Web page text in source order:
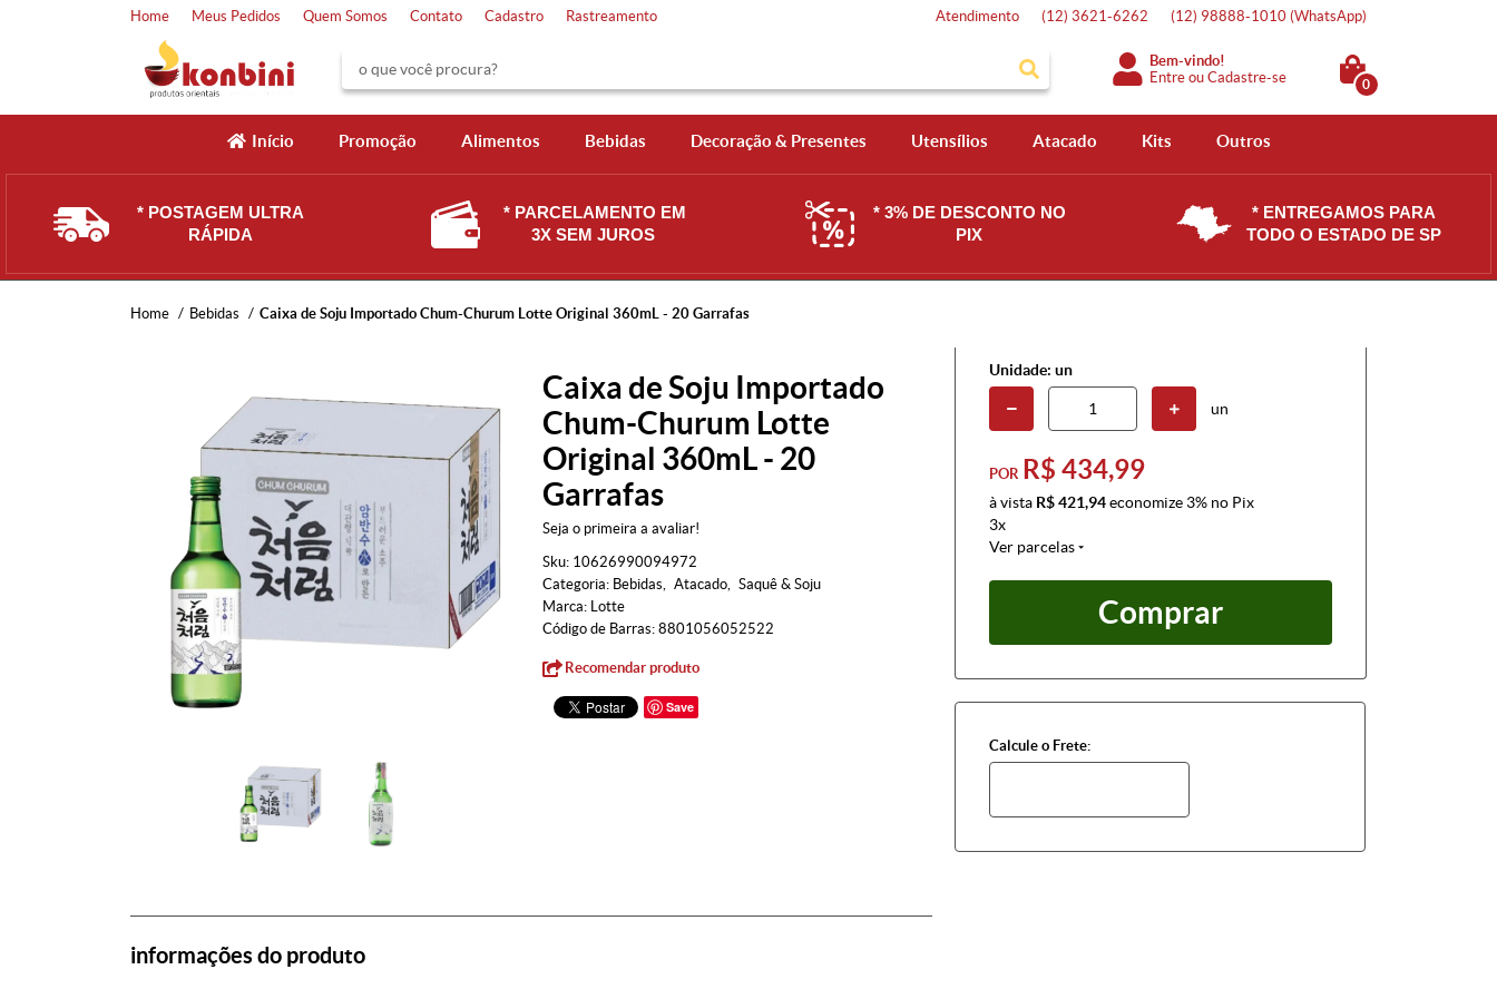
Home Meus Pedidos Quem Somos Contato Cadastro Rastreamento Atendimento (12) 3621-6262 (12) 98888-1010 (WhatsApp)
Bem-vindo!
Entre ouCadastre-se 0
Início Promoção Alimentos Bebidas Decoração & Presentes Utensílios Atacado Kits Outros
* POSTAGEM ULTRA
RÁPIDA
* PARCELAMENTO EM
3X SEM JUROS
* 3% DE DESCONTO NO
PIX
* ENTREGAMOS PARA
TODO O ESTADO DE SP
Home Bebidas Caixa de Soju Importado Chum-Churum Lotte Original 360mL - 20 Garrafas
Caixa de Soju Importado
Chum-Churum Lotte
Original 360mL - 20
Garrafas
Seja o primeira a avaliar!
Sku: 10626990094972
Categoria: Bebidas Atacado
Saquê & Soju
Marca: Lotte
Código de Barras: 8801056052522
Recomendar produto
Save
Unidade: un
un
POR R$ 434,99
à vista R$ 421,94economize 3% no Pix
3x
Ver parcelas
Comprar
Calcule o Frete:
informações do produto